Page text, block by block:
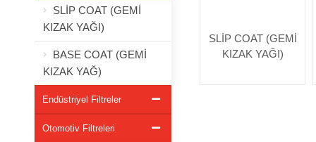
SLİP COAT (GEMİ
KIZAK YAĞI)
BASE COAT (GEMİ
KIZAK YAĞ)
Endüstriyel Filtreler
Otomotiv Filtreleri
SLİP COAT (GEMİ
KIZAK YAĞI)